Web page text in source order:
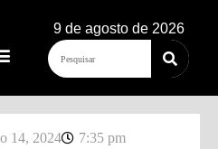
9 de agosto de 2026
14, 2024 7:35 pm